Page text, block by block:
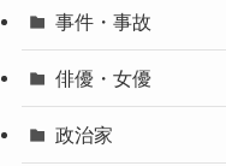
事件・事故
俳優・女優
政治家